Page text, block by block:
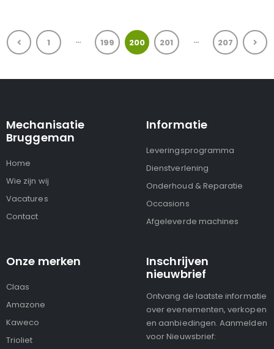
1 … 199 200 201 … 207
Mechanisatie
Bruggeman
Home
Wie zijn wij
Vacatures
Contact
Informatie
Leveringsprogramma
Dienstverlening
Onderhoud & Reparatie
Occasions
Afgeleverde machines
Onze merken
Claas
Amazone
Kaweco
Trioliet
Inschrijven
nieuwbrief
Ontvang de laatste informatie
over evenementen, verkopen
en aanbiedingen. Aanmelden
voor Nieuwsbrief: